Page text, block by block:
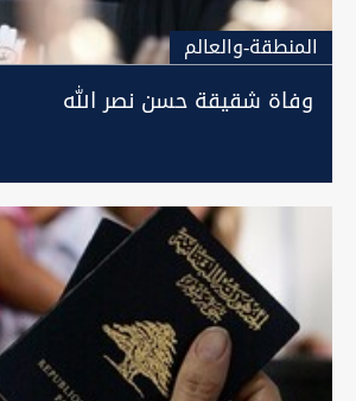
المنطقة-والعالم
وفاة شقيقة حسن نصر الله